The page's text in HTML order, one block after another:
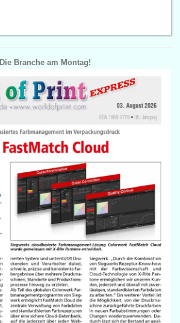
Die Branche am Montag!